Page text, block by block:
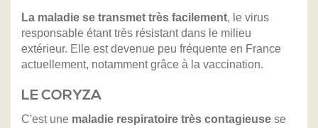
La maladie se transmet très facilement, le virus
responsable étant très résistant dans le milieu
extérieur. Elle est devenue peu fréquente en France
actuellement, notamment grâce à la vaccination.
LE CORYZA
C'est une maladie respiratoire très contagieuse se